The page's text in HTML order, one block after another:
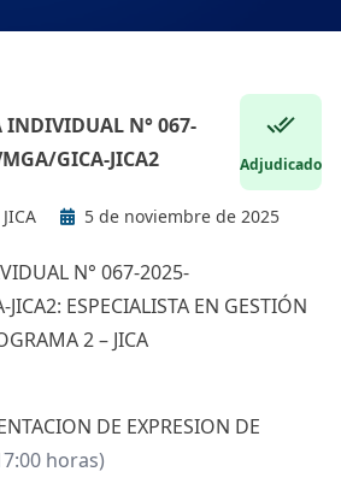
INDIVIDUAL N° 067-
GICA-JICA2
Adjudicado
JICA 5 de noviembre de 2025
N° 067-2025-
ESPECIALISTA EN GESTIÓN
2 – JICA
DE EXPRESION DE
horas)